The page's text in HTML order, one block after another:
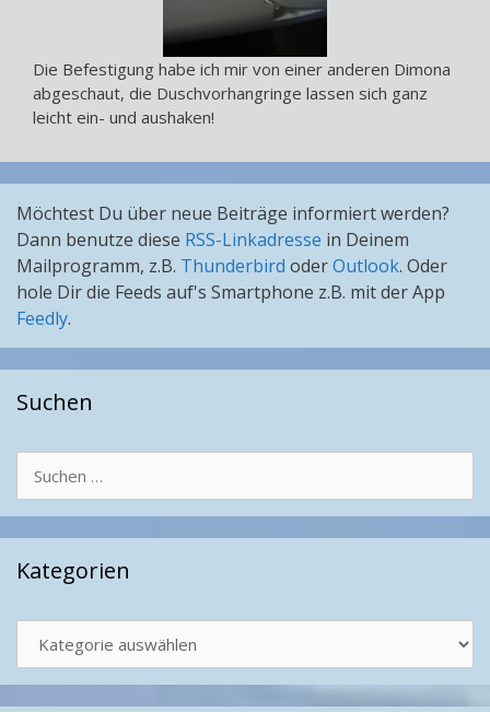
Die Befestigung habe ich mir von einer anderen Dimona
abgeschaut, die Duschvorhangringe lassen sich ganz
leicht ein- und aushaken!
Möchtest Du über neue Beiträge informiert werden?
Dann benutze diese RSS-Linkadresse in Deinem
Mailprogramm, z.B. Thunderbird oderOutlook. Oder
hole Dir die Feeds auf's Smartphone z.B. mit der App
Feedly.
Suchen
nach:
Kategorien